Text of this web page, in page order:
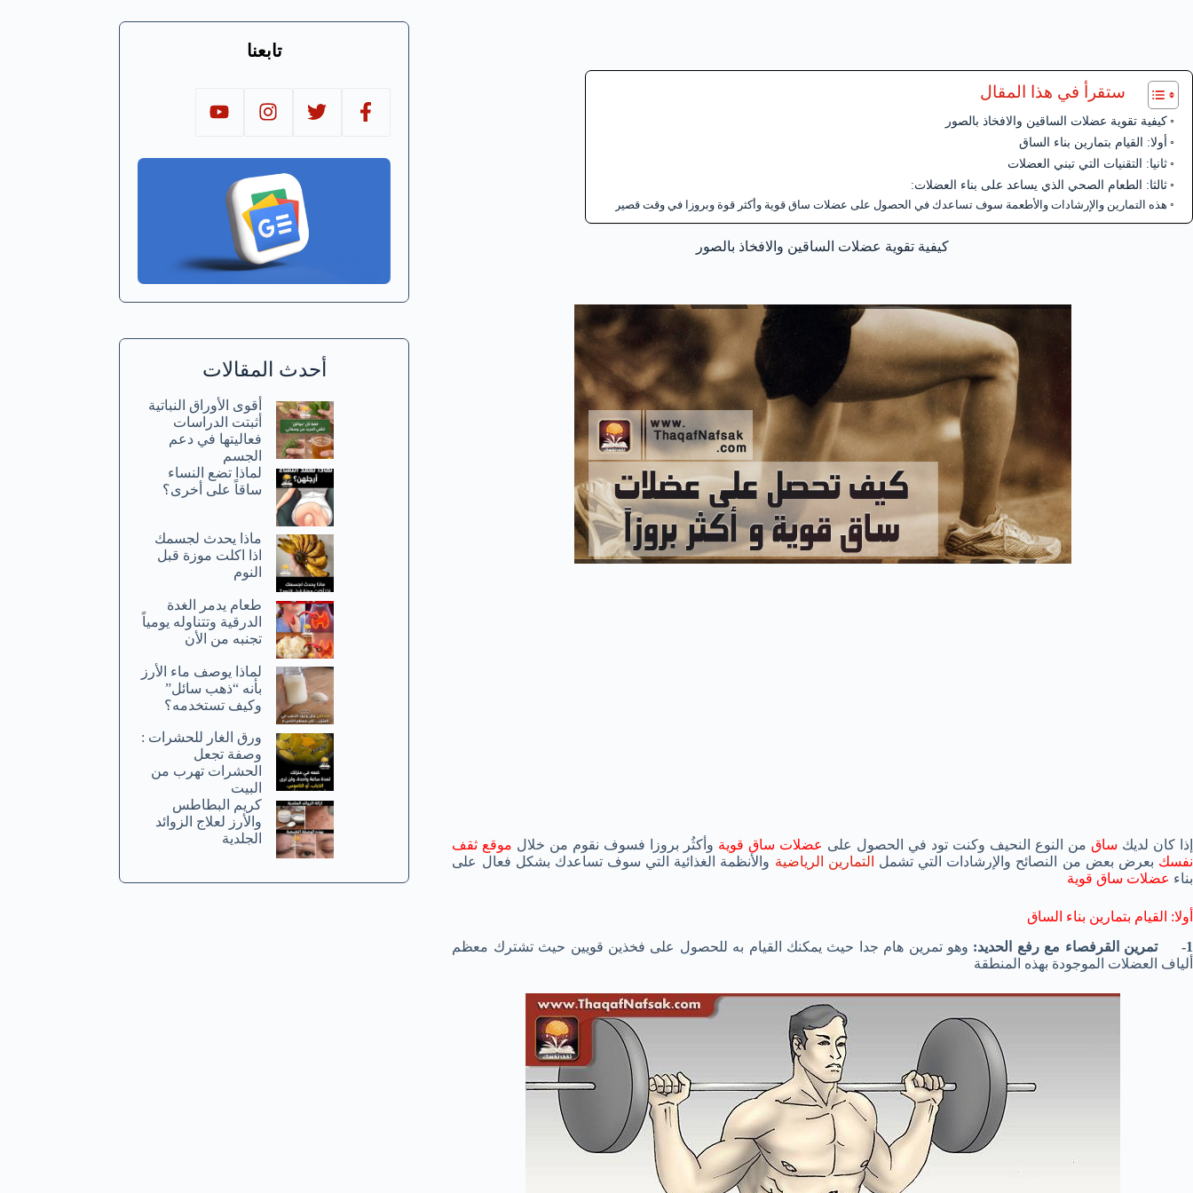
ستقرأ في هذا المقال
كيفية تقوية عضلات الساقين والافخاذ بالصور
أولا: القيام بتمارين بناء الساق
ثانيا: التقنيات التي تبني العضلات
ثالثا: الطعام الصحي الذي يساعد على بناء العضلات:
هذه التمارين والإرشادات والأطعمة سوف تساعدك في الحصول على عضلات ساق قوية وأكثر قوة وبروزا في وقت قصير
كيفية تقوية عضلات الساقين والافخاذ بالصور
إذا كان لديك ساقمن النوع النحيف وكنت تود في الحصول على عضلات ساق قوية وأكثُر بروزا فسوف نقوم من خلال موقع ثقف
نفسك بعرض بعض من النصائح والإرشادات التي تشمل التمارين الرياضية والأنظمة الغذائية التي سوف تساعدك بشكل فعال على
بناء عضلات ساق قوية
أولا: القيام بتمارين بناء الساق
1- تمرين القرفصاء مع رفع الحديد:
وهو تمرين هام جدا حيث يمكنك القيام به للحصول على فخذين قويين حيث تشترك معظم
ألياف العضلات الموجودة بهذه المنطقة
تابعنا
أحدث المقالات
أقوى الأوراق النباتية
أثبتت الدراسات
فعاليتها في دعم
الجسم
لماذا تضع النساء
ساقاً على أخرى؟
ماذا يحدث لجسمك
اذا اكلت موزة قبل
النوم
طعام يدمر الغدة
الدرقية وتتناوله يومياً
تجنبه من الأن
لماذا يوصف ماء الأرز
بأنه “ذهب سائل”
وكيف تستخدمه؟
ورق الغار للحشرات :
وصفة تجعل
الحشرات تهرب من
البيت
كريم البطاطس
والأرز لعلاج الزوائد
الجلدية